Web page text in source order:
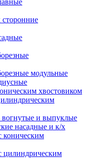
модульные
хвостовиком
и выпуклые
насадные и к/х